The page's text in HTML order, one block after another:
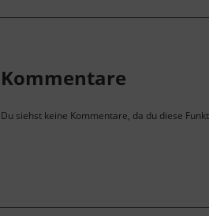
Kommentare
Du siehst keine Kommentare, da du diese